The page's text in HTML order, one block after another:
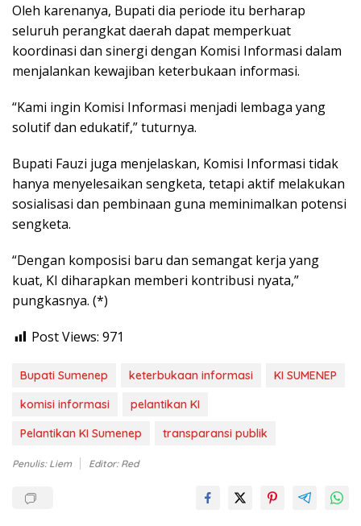
Oleh karenanya, Bupati dia periode itu berharap
seluruh perangkat daerah dapat memperkuat
koordinasi dan sinergi dengan Komisi Informasi dalam
menjalankan kewajiban keterbukaan informasi.
“Kami ingin Komisi Informasi menjadi lembaga yang
solutif dan edukatif,” tuturnya.
Bupati Fauzi juga menjelaskan, Komisi Informasi tidak
hanya menyelesaikan sengketa, tetapi aktif melakukan
sosialisasi dan pembinaan guna meminimalkan potensi
sengketa.
“Dengan komposisi baru dan semangat kerja yang
kuat, KI diharapkan memberi kontribusi nyata,”
pungkasnya. (*)
Post Views: 971
Bupati Sumenep keterbukaan informasi
KI SUMENEP
komisi informasi
pelantikan KI
Pelantikan KI Sumenep
transparansi publik
Penulis: Liem Editor: Red